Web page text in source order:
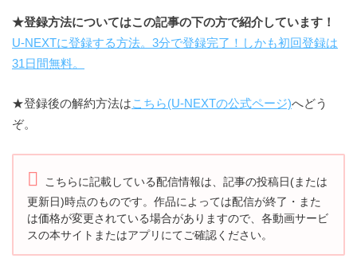
★登録方法についてはこの記事の下の方で紹介しています！
U-NEXTに登録する方法。3分で登録完了！しかも初回登録は
31日間無料。
★登録後の解約方法はこちら(U-NEXTの公式ページ)へどう
ぞ。
こちらに記載している配信情報は、記事の投稿日(または
更新日)時点のものです。 作品によっては配信が終了・また
は価格が変更されている場合がありますので、 各動画サービ
スの本サイトまたはアプリにてご確認ください。